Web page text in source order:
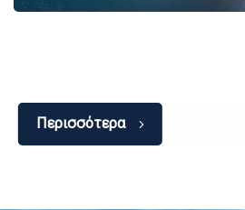
Περισσότερα